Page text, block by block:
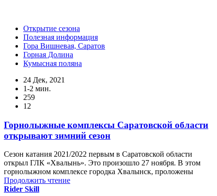
Открытие сезона
Полезная информация
Гора Вишневая, Саратов
Горная Долина
Кумысная поляна
24 Дек, 2021
1-2 мин.
259
12
Горнолыжные комплексы Саратовской области
открывают зимний сезон
Сезон катания 2021/2022 первым в Саратовской области
открыл ГЛК «Хвалынь». Это произошло 27 ноября. В этом
горнолыжном комплексе городка Хвалынск, проложены
Продолжить чтение
Rider Skill